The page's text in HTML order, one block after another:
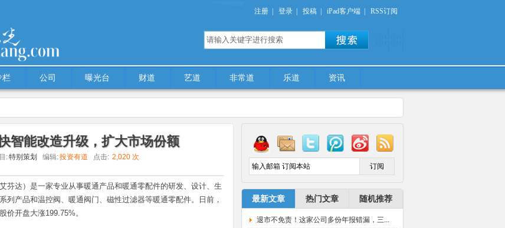
注册 登录 投稿 iPad客户端 RSS订阅
栏 公司 曝光台 财道 艺道 非常道 乐道 资讯
(this will throw an Error in a future version of PHP) in/www/wwwroot/moneydao.net/wp-
智能改造升级，扩大市场份额
:特别策划 编辑:投资有道 点击: 2,020 次
芬达）是一家专业从事暖通产品和暖通零配件的研发、设计、生
列产品和温控阀、暖通阀门、磁性过滤器等暖通零配件。日前，
价开盘大涨199.75%。
最新文章 热门文章 随机推荐
退市不免责！这家公司多份年报错漏，三...